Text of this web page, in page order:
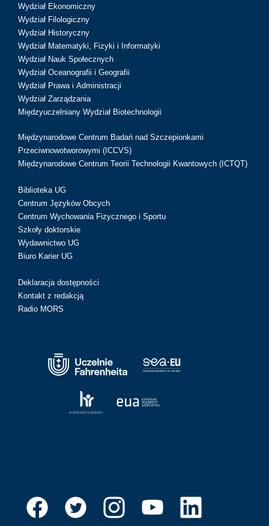
Wydział Ekonomiczny
Wydział Filologiczny
Wydział Historyczny
Wydział Matematyki, Fizyki i Informatyki
Wydział Nauk Społecznych
Wydział Oceanografii i Geografii
Wydział Prawa i Administracji
Wydział Zarządzania
Międzyuczelniany Wydział Biotechnologii
Międzynarodowe Centrum Badań nad Szczepionkami
Przeciwnowotworowymi (ICCVS)
Międzynarodowe Centrum Teorii Technologii Kwantowych (ICTQT)
Biblioteka UG
Centrum Języków Obcych
Centrum Wychowania Fizycznego i Sportu
Szkoły doktorskie
Wydawnictwo UG
Biuro Karier UG
Deklaracja dostępności
Kontakt z redakcją
Radio MORS